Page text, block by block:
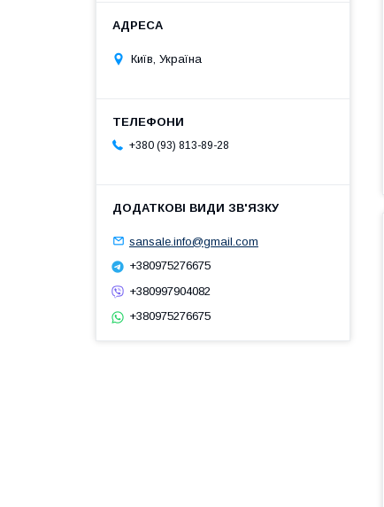
Київ, Україна
+380 (93) 813-89-28
sansale.info@gmail.com
+380975276675
+380997904082
+380975276675